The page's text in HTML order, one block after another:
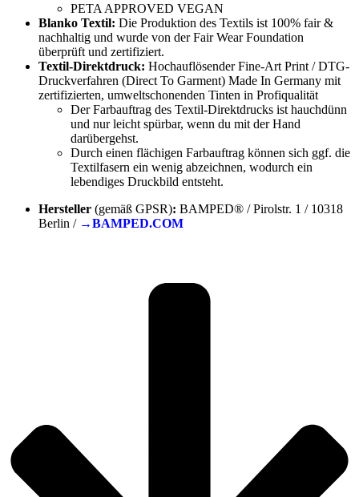
PETA APPROVED VEGAN
Blanko Textil: Die Produktion des Textils ist 100% fair &
nachhaltig und wurde von der Fair Wear Foundation
überprüft und zertifiziert.
Textil-Direktdruck: Hochauflösender Fine-Art Print / DTG-
Druckverfahren (Direct To Garment) Made In Germany mit
zertifizierten, umweltschonenden Tinten in Profiqualität
Der Farbauftrag des Textil-Direktdrucks ist hauchdünn
und nur leicht spürbar, wenn du mit der Hand
darübergehst.
Durch einen flächigen Farbauftrag können sich ggf. die
Textilfasern ein wenig abzeichnen, wodurch ein
lebendiges Druckbild entsteht.
Hersteller (gemäß GPSR): BAMPED® / Pirolstr. 1 / 10318
Berlin / →BAMPED.COM